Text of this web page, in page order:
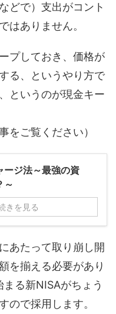
どで）支出がコント
はありません。
プしておき、価格が
る、というやり方で
というのが現金キー
をご覧ください）
ージ法～最強の資
～
きを見る
あたって取り崩し開
を揃える必要があり
る新NISAがちょう
ので採用します。